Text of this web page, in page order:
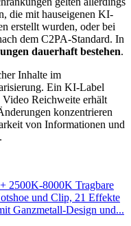
die mit hauseigenen KI-
erstellt wurden, oder bei
dem C2PA-Standard. In
dauerhaft bestehen.
Inhalte im
Ein KI-Label
Reichweite erhält
konzentrieren
von Informationen und
2500K-8000K Tragbare
und Clip, 21 Effekte
Ganzmetall-Design und...